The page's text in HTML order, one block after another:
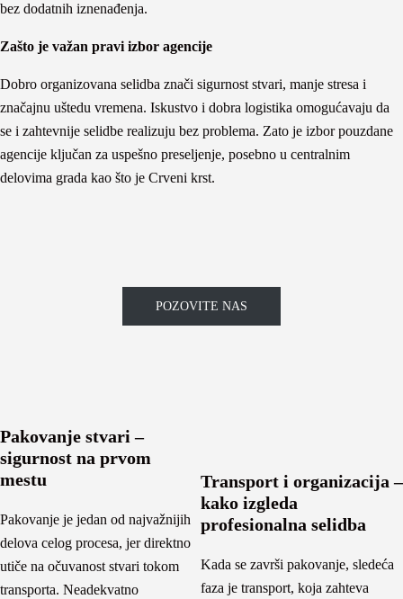
bez dodatnih iznenađenja.
Zašto je važan pravi izbor agencije
Dobro organizovana selidba znači sigurnost stvari, manje stresa i
značajnu uštedu vremena. Iskustvo i dobra logistika omogućavaju da
se i zahtevnije selidbe realizuju bez problema. Zato je izbor pouzdane
agencije ključan za uspešno preseljenje, posebno u centralnim
delovima grada kao što je Crveni krst.
POZOVITE NAS
Pakovanje stvari –
sigurnost na prvom
mestu
Pakovanje je jedan od najvažnijih
delova celog procesa, jer direktno
utiče na očuvanost stvari tokom
transporta. Neadekvatno
Transport i organizacija –
kako izgleda
profesionalna selidba
Kada se završi pakovanje, sledeća
faza je transport, koja zahteva